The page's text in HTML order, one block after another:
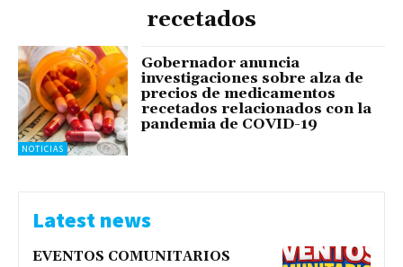
recetados
NOTICIAS
Gobernador anuncia
investigaciones sobre alza de
precios de medicamentos
recetados relacionados con la
pandemia de COVID-19
Latest news
EVENTOS COMUNITARIOS